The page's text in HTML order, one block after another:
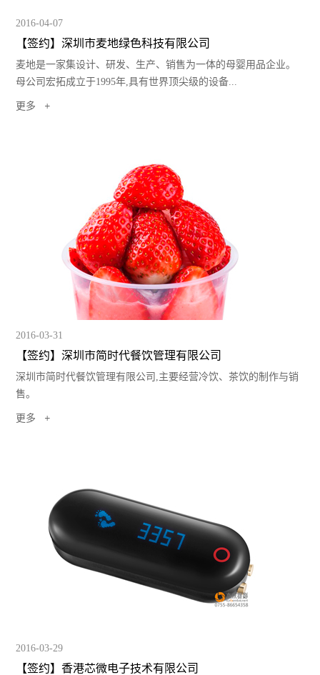
2016-04-07
【签约】深圳市麦地绿色科技有限公司
麦地是一家集设计、研发、生产、销售为一体的母婴用品企业。
母公司宏拓成立于1995年,具有世界顶尖级的设备...
更多
2016-03-31
【签约】深圳市简时代餐饮管理有限公司
深圳市简时代餐饮管理有限公司,主要经营冷饮、茶饮的制作与销
售。
更多
2016-03-29
【签约】香港芯微电子技术有限公司